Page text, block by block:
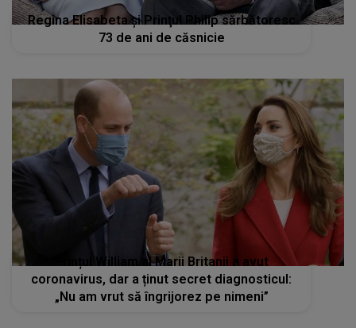
Regina Elisabeta şi Prinţul Philip sărbătoresc
73 de ani de căsnicie
Prințul William al Marii Britanii a avut
coronavirus, dar a ținut secret diagnosticul:
„Nu am vrut să îngrijorez pe nimeni”